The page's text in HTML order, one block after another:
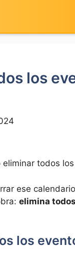
los
eliminar todos
ese
elimina
los